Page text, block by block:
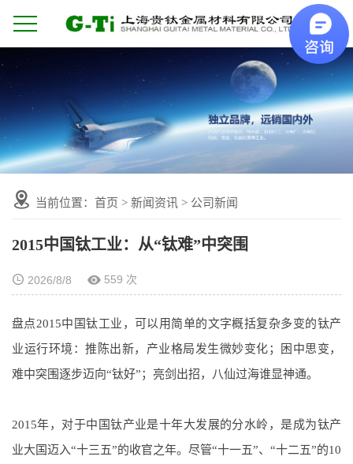
当前位置： 首页 > 新闻资讯 > 公司新闻
2015中国钛工业：从“钛难”中突围
2026/8/8 559 次
盘点2015中国钛工业，可以用简单的文字概括复杂多变的钛产
业运行环境：推陈出新，产业格局发生微妙变化；困中思变，
难中突围逐步迈向“钛好”；亮剑出招，八仙过海谁显神通。
2015年，对于中国钛产业是十年大发展的分水岭，是成为钛产
业大国迈入“十三五”的收官之年。尽管“十一五”、“十二五”的10